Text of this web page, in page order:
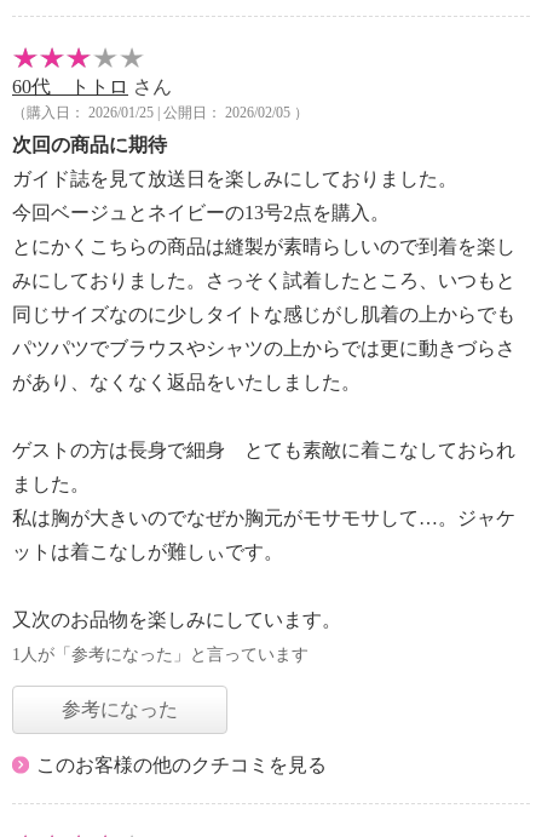
60代 トトロ さん
（購入日： 2026/01/25 | 公開日： 2026/02/05 ）
次回の商品に期待
ガイド誌を見て放送日を楽しみにしておりました。
今回ベージュとネイビーの13号2点を購入。
とにかくこちらの商品は縫製が素晴らしいので到着を楽し
みにしておりました。さっそく試着したところ、いつもと
同じサイズなのに少しタイトな感じがし肌着の上からでも
パツパツでブラウスやシャツの上からでは更に動きづらさ
があり、なくなく返品をいたしました。
ゲストの方は長身で細身 とても素敵に着こなしておられ
ました。
私は胸が大きいのでなぜか胸元がモサモサして…。ジャケ
ットは着こなしが難しぃです。
又次のお品物を楽しみにしています。
1人が「参考になった」と言っています
参考になった
このお客様の他のクチコミを見る